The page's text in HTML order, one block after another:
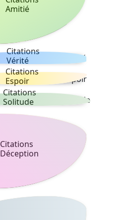
Amitié
Citations
Vérité
Citations
Espoir
Citations
Solitude
Citations
Déception